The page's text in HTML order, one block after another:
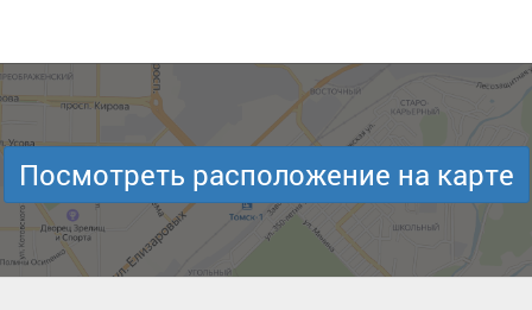
Посмотреть расположение на карте